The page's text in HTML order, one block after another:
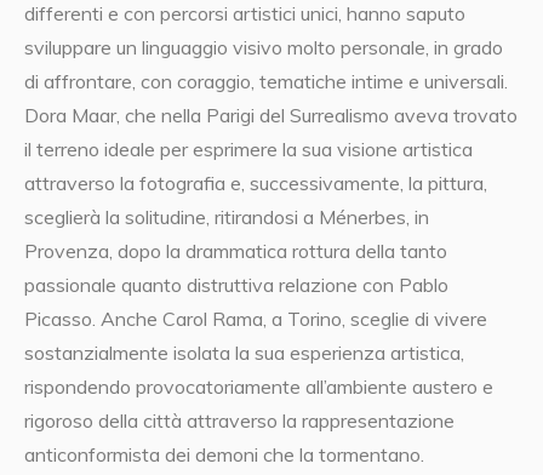
differenti e con percorsi artistici unici, hanno saputo
sviluppare un linguaggio visivo molto personale, in grado
di affrontare, con coraggio, tematiche intime e universali.
Dora Maar, che nella Parigi del Surrealismo aveva trovato
il terreno ideale per esprimere la sua visione artistica
attraverso la fotografia e, successivamente, la pittura,
sceglierà la solitudine, ritirandosi a Ménerbes, in
Provenza, dopo la drammatica rottura della tanto
passionale quanto distruttiva relazione con Pablo
Picasso. Anche Carol Rama, a Torino, sceglie di vivere
sostanzialmente isolata la sua esperienza artistica,
rispondendo provocatoriamente all’ambiente austero e
rigoroso della città attraverso la rappresentazione
anticonformista dei demoni che la tormentano.